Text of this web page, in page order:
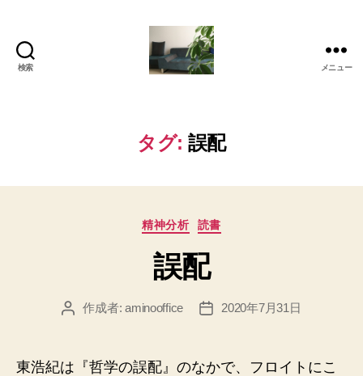
検索
美
(お
も
あ
の
ブ
グ
メニュー
タグ: 誤配
カ
ゴ
リ
精神分析 読書
誤配
投
作成者:aminooffice
投
2020年7月31日
東浩紀は『哲学の誤配』のなかで、フロイトにこ